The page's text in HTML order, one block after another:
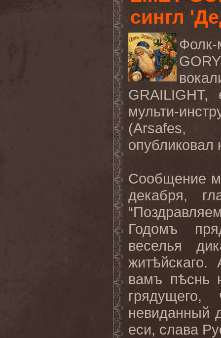
сингл
мульти-
(Arsafes,
опубликовал
Сообщение
декабря,
Годомъ
веселья
вамъ пѣснь
невиданный
еси, слава